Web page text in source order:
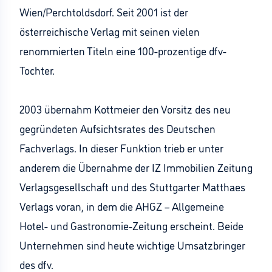
Wien/Perchtoldsdorf. Seit 2001 ist der
österreichische Verlag mit seinen vielen
renommierten Titeln eine 100-prozentige dfv-
Tochter.
2003 übernahm Kottmeier den Vorsitz des neu
gegründeten Aufsichtsrates des Deutschen
Fachverlags. In dieser Funktion trieb er unter
anderem die Übernahme der IZ Immobilien Zeitung
Verlagsgesellschaft und des Stuttgarter Matthaes
Verlags voran, in dem die AHGZ – Allgemeine
Hotel- und Gastronomie-Zeitung erscheint. Beide
Unternehmen sind heute wichtige Umsatzbringer
des dfv.